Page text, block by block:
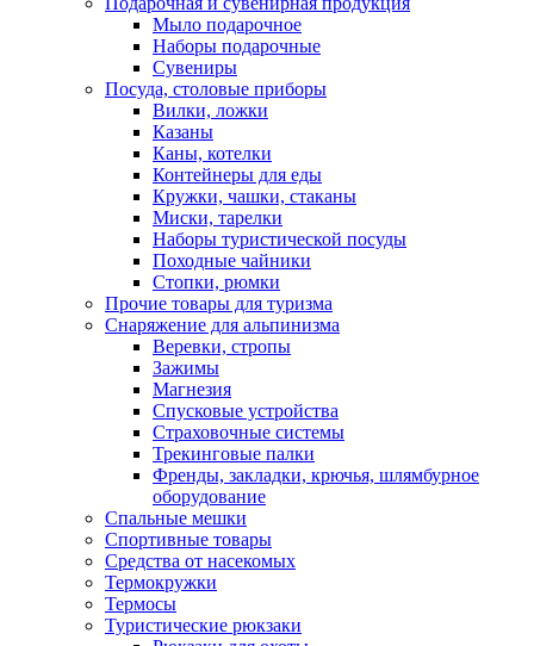
Мыло подарочное
Наборы подарочные
Сувениры
Посуда, столовые приборы
Вилки, ложки
Казаны
Каны, котелки
Контейнеры для еды
Кружки, чашки, стаканы
Миски, тарелки
Наборы туристической посуды
Походные чайники
Стопки, рюмки
Прочие товары для туризма
Снаряжение для альпинизма
Веревки, стропы
Зажимы
Магнезия
Спусковые устройства
Страховочные системы
Трекинговые палки
Френды, закладки, крючья, шлямбурное
оборудование
Спальные мешки
Спортивные товары
Средства от насекомых
Термокружки
Термосы
Туристические рюкзаки